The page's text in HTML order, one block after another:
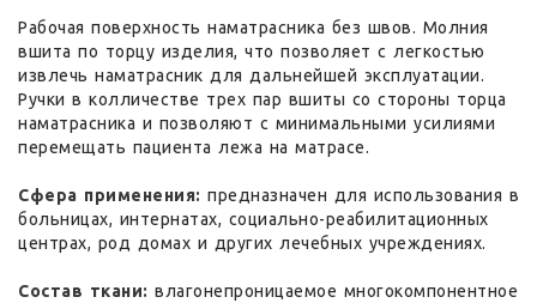
Рабочая поверхность наматрасника без швов. Молния
вшита по торцу изделия, что позволяет с легкостью
извлечь наматрасник для дальнейшей эксплуатации.
Ручки в колличестве трех пар вшиты со стороны торца
наматрасника и позволяют с минимальными усилиями
перемещать пациента лежа на матрасе.
Сфера применения: предназначен для использования в
больницах, интернатах, социально-реабилитационных
центрах, род домах и других лечебных учреждениях.
Состав ткани: влагонепроницаемое многокомпонентное